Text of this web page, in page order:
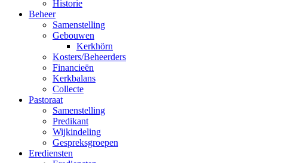
Historie
Beheer
Samenstelling
Gebouwen
Kerkhörn
Kosters/Beheerders
Financieën
Kerkbalans
Collecte
Pastoraat
Samenstelling
Predikant
Wijkindeling
Gespreksgroepen
Erediensten